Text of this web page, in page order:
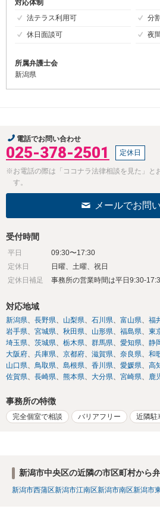
対応体制
法テラス利用可
分
休日面談可
夜
所属弁護士会
新潟県
電話でお問い合わせ
025-378-2501 定休日
※お電話の際は「ココナラ法律相談を見た」と
す。
メールでお問
受付時間
平日
09:30〜17:30
定休日
日曜、土曜、祝日
定休日補足
事務所の営業時間は平日9:30-
対応地域
新潟県 長野県 山梨県 石川県 富山県 福
岩手県
宮城県 秋田県 山形県 福島県 東
埼玉県
茨城県 栃木県 群馬県 愛知県 静
大阪府
兵庫県 京都府 滋賀県 奈良県 和
山口県
鳥取県 島根県 香川県 愛媛県 高
佐賀県
長崎県 熊本県 大分県 宮崎県 鹿
事務所の特徴
完全個室で相談 バリアフリー 近隣駐
新潟市中央区の近隣の市区町村から
新潟市西蒲区新潟市江南区新潟市南区新潟市